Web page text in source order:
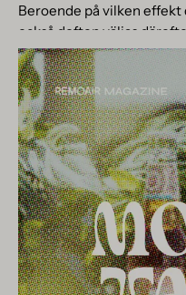
Beroende på vilken
också doften väljas